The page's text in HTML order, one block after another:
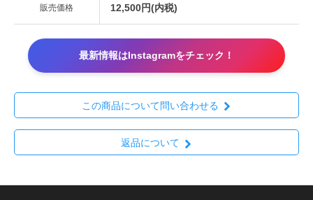
販売価格 12,500円(内税)
最新情報はInstagramをチェック！
この商品について問い合わせる
返品について